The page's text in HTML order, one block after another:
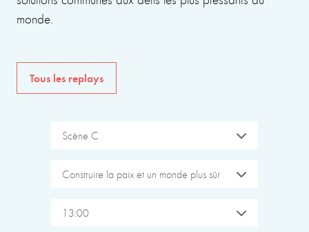
monde.
Tous les replays
Scène C
Construire la paix et un monde plus sûr
13:00